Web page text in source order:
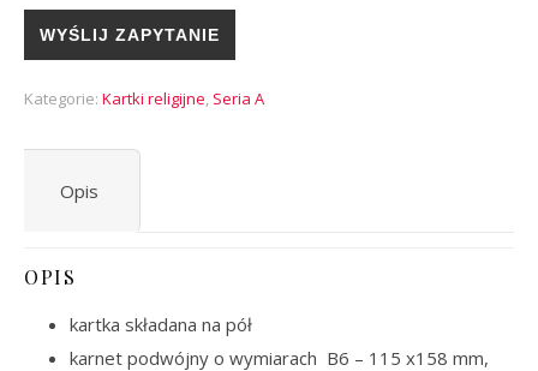
WYŚLIJ ZAPYTANIE
Kategorie: Kartki religijne, Seria A
Opis
OPIS
kartka składana na pół
karnet podwójny o wymiarach B6 – 115 x158 mm,